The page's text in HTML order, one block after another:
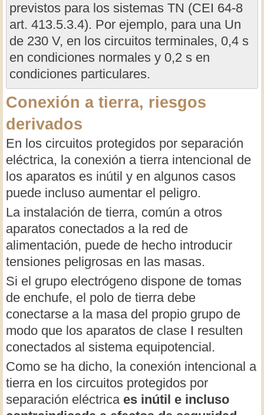
previstos para los sistemas TN (CEI 64-8
art. 413.5.3.4). Por ejemplo, para una Un
de 230 V, en los circuitos terminales, 0,4 s
en condiciones normales y 0,2 s en
condiciones particulares.
Conexión a tierra, riesgos
derivados
En los circuitos protegidos por separación
eléctrica, la conexión a tierra intencional de
los aparatos es inútil y en algunos casos
puede incluso aumentar el peligro.
La instalación de tierra, común a otros
aparatos conectados a la red de
alimentación, puede de hecho introducir
tensiones peligrosas en las masas.
Si el grupo electrógeno dispone de tomas
de enchufe, el polo de tierra debe
conectarse a la masa del propio grupo de
modo que los aparatos de clase I resulten
conectados al sistema equipotencial.
Como se ha dicho, la conexión intencional a
tierra en los circuitos protegidos por
separación eléctrica es inútil e incluso